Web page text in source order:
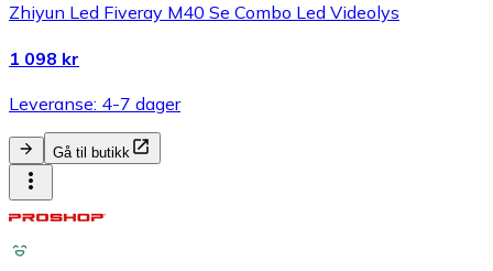
Zhiyun Led Fiveray M40 Se Combo Led Videolys
1 098 kr
Leveranse: 4-7 dager
Gå til butikk